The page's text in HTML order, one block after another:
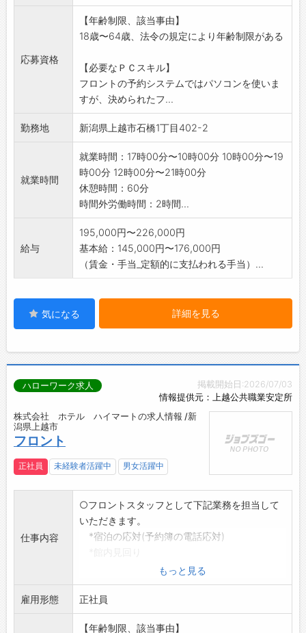
門などがございま
すが、本求人はフロント部門です。
※先輩スタッフがフォローする体制を整えてお
して研修に取り組めます。
■勤務例 (月)17時出社～(火)10時退社
(水)17時出社～(木)10時退社
(金)12時出社～21時退社
(土)(日)休み 採用後、業務内容の
応募資格
【年齢制限、該当事由】
18歳〜64歳、法令の規定により年齢制限がある
【必要なＰＣスキル】
フロントの予約システムではパソコンを使いま
すが、決められたフ...
勤務地 新潟県上越市石橋1丁目402-2
就業時間
就業時間：17時00分〜10時00分 10時00分〜19
時00分 12時00分〜21時00分
休憩時間：60分
時間外労働時間：2時間...
給与
195,000円〜226,000円
基本給：145,000円〜176,000円
（賃金・手当_定額的に支払われる手当）...
気になる 詳細を見る
掲載開始日:2026/07/03
情報提供元：上越公共職業安定所
ハローワーク求人
株式会社 ホテル ハイマートの求人情報 /新
潟県上越市
フロント
正社員 未経験者活躍中 男女活躍中
仕事内容
○フロントスタッフとして下記業務を担当して
いただきます。
*宿泊の応対(予約簿の電話応対)
*各種業者への手配
(マッサージ、クリーニング、タ
クシー等)
*駅弁、エージェントの旅行用弁当手配
*緊急時のお客様への連絡、誘導、外部スタッ
もっと見る
雇用形態 正社員
【年齢制限、該当事由】